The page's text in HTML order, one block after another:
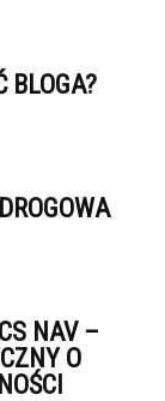
BLOGA?
NAV –
O